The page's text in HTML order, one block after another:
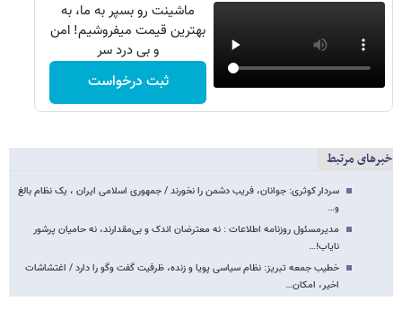
ماشینت رو بسپر به ما، به
بهترین قیمت میفروشیم! امن
و بی درد سر
ثبت درخواست
خبرهای مرتبط
سردار کوثری: جوانان، فریب دشمن را نخورند / جمهوری اسلامی ایران ، یک نظام بالغ
و…
مدیرمسئول روزنامه اطلاعات : نه معترضان اندک و بی‌مقدارند، نه حامیان پرشور
نایاب!…
خطیب جمعه تبریز: نظام سیاسی پویا و زنده، ظرفیت گفت وگو را دارد / اغتشاشات
اخیر، امکان…